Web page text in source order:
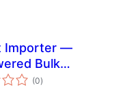
Importer —
Bulk
Importer
(0total
ratings
)